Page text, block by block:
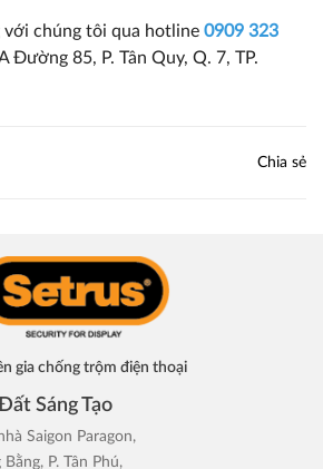
với chúng tôi qua hotline 0909 323
Đường 85, P. Tân Quy, Q. 7, TP.
Chia sẻ
gia chống trộm điện thoại
Sáng Tạo
Saigon Paragon,
P. Tân Phú,